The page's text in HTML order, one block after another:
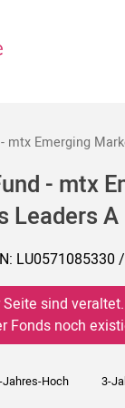
mtx Emerging
- mtx
Leaders A
LU0571085330 /
sind
Fonds noch
Jahres-Hoch 3-